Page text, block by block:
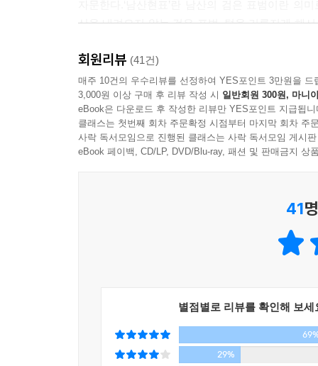
-끊어질 듯 이어지다 다시 불쑥 되솟다
-한 글자로 하늘과 땅의 차이가 생긴다
광이불요光而不耀
-빛나되 번쩍거리지 않기를
다문궐의多聞闕疑
-많이 듣되 의심나는 것은 솎아낸다
취문성뢰聚蚊成雷
-풍문에 현혹되어 판단을 그르치다
망하다. 기실 산도 물도 바위도 원래 변한 것이 없
중에서
까마귀의 암수 구분이 어렵다는 구실로 사람들은
덕무도 「우음」에서 같은 뜻을 담았다.
다들 저밖에 적임자가 없다고 하고 자기만이 해
이 난무하고, 흑색선전이 기승을 부린다. 정책 대
--- 「자웅난변 - 까마귀의 암수는 분간하기 어렵다 」 중에
산을 내려오지 않는 검은 표범. 털을 기름지게 해
순간 빛나는 무늬로 바뀐다. 사람도 마찬가지다.
2부 〈공부의 칼끝〉은 선인들의 공부 단련법과
‘묘계’는 번쩍 떠오른 깨달음이고, ‘질서’는 빨
메모로 붙들어 두었다. 이것이 모여 『시경질서
애초에 연행 도중에 쓴 글이 아니다. 귀국 후 여
보기 힘들게 되자 죽은 코끼리의 뼈를 구해, 그
말이었지만, 후대에는 흑막이 걷혀 진상이 명
시점에서 음미하게 되는 일침이다.『시경』 「소
정약용, 이덕무 등 많은 옛 지식인들이 차용하여
회원리뷰 (41건)
매주 10건의 우수리뷰를 선정하여 YES포인트 3만원을 드
3,000원 이상 구매 후 리뷰 작성 시 일반회원 300원, 마니
eBook은 다운로드 후 작성한 리뷰만 YES포인트 지급됩니
클래스는 첫번째 회차 주문확정 시점부터 마지막 회차 주
사락 독서모임으로 진행된 클래스는 사락 독서모임 게시
eBook 페이백, CD/LP, DVD/Blu-ray, 패션 및 판매금지 상
41
별점별로 리뷰를 확인해 보세
29%